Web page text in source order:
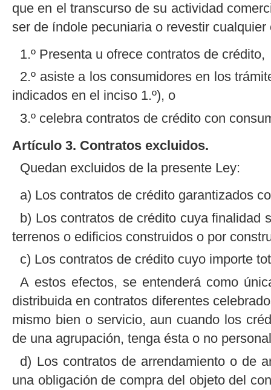
que en el transcurso de su actividad
ser de índole pecuniaria o revestir
1.º Presenta u ofrece contratos de crédito,
2.º asiste a los consumidores en los
indicados en el inciso 1.º), o
3.º celebra contratos de crédito con
Artículo 3. Contratos excluidos.
Quedan excluidos de la presente Ley:
a) Los contratos de crédito garantizados
b) Los contratos de crédito cuya finalidad
terrenos o edificios construidos o por
c) Los contratos de crédito cuyo importe
A estos efectos, se entenderá como
distribuida en contratos diferentes
mismo bien o servicio, aun cuando los
de una agrupación, tenga ésta o no
d) Los contratos de arrendamiento o de
una obligación de compra del objeto del